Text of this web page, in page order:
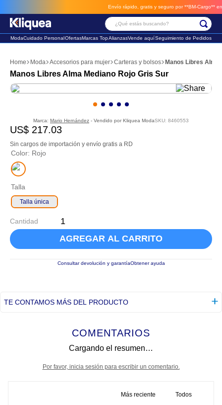
Envío rápido, gratis y seguro por **BM-Cargo** envios a través de BM-
¿Qué estás buscando?
ModaCuidado PersonalOfertasMarcas TopAlianzasVende aquíSeguimiento de Pedidos
Moda Accesorios para mujer Carteras y bolsos Manos Libres Alma
Manos Libres Alma Mediano Rojo Gris Sur
Marca: Mario Hernández - Vendido por Kliquea ModaSKU: 8460553
US$ 217.03
Sin cargos de importación y envío gratis a RD
Color: Rojo
Talla
Talla única
Cantidad
AGREGAR AL CARRITO
Consultar devolución y garantíaObtener ayuda
TE CONTAMOS MÁS DEL PRODUCTO
COMENTARIOS
Cargando el resumen…
Por favor, inicia sesión para escribir un comentario.
Más reciente Todos
2. futbol